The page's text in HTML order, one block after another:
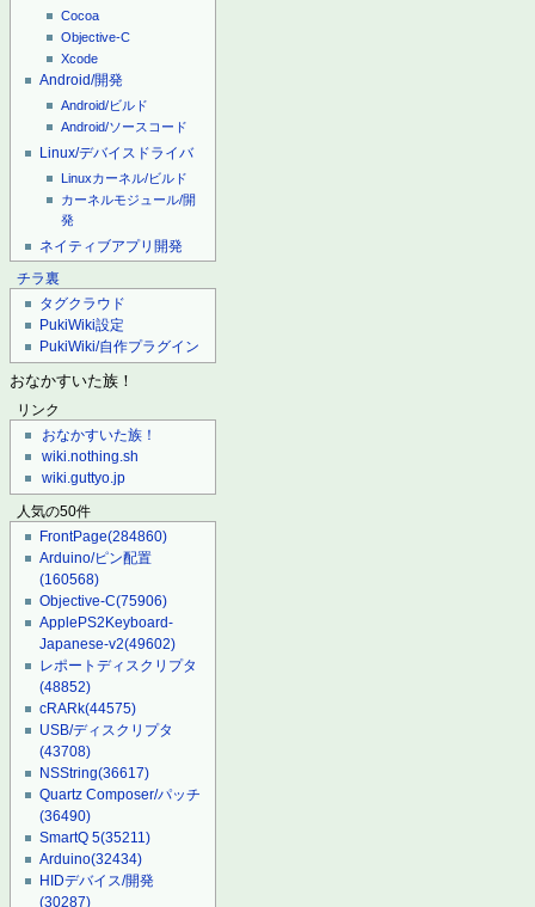
Cocoa
Objective-C
Xcode
Android/開発
Android/ビルド
Android/ソースコード
Linux/デバイスドライバ
Linuxカーネル/ビルド
カーネルモジュール/開
発
ネイティブアプリ開発
チラ裏
タグクラウド
PukiWiki設定
PukiWiki/自作プラグイン
おなかすいた族！
リンク
おなかすいた族！
wiki.nothing.sh
wiki.guttyo.jp
人気の50件
FrontPage(284860)
Arduino/ピン配置
(160568)
Objective-C(75906)
ApplePS2Keyboard-
Japanese-v2(49602)
レポートディスクリプタ
(48852)
cRARk(44575)
USB/ディスクリプタ
(43708)
NSString(36617)
Quartz Composer/パッチ
(36490)
SmartQ 5(35211)
Arduino(32434)
HIDデバイス/開発
(30287)